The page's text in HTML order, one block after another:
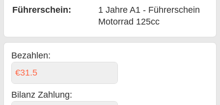
Führerschein:
1 Jahre A1 - Führerschein
Motorrad 125cc
Bezahlen:
€31.5
Bilanz Zahlung: